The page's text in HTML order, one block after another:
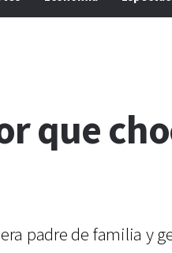
que
padre de familia y